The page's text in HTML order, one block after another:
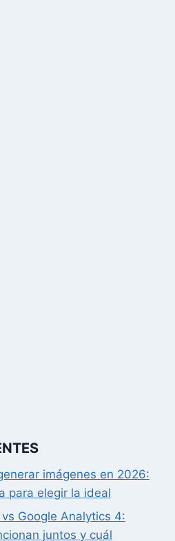
imágenes en 2026:
para elegir la ideal
Google Analytics 4:
juntos y cuál